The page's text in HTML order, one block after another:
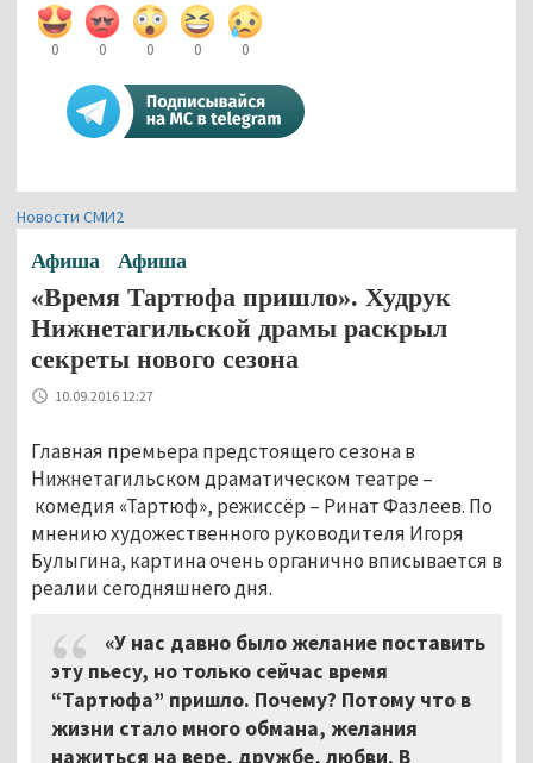
0 0 0 0 0
Новости СМИ2
Афиша Афиша
«Время Тартюфа пришло». Худрук
Нижнетагильской драмы раскрыл
секреты нового сезона
10.09.2016 12:27
Главная премьера предстоящего сезона в
Нижнетагильском драматическом театре –
комедия «Тартюф», режиссёр – Ринат Фазлеев. По
мнению художественного руководителя Игоря
Булыгина, картина очень органично вписывается в
реалии сегодняшнего дня.
«У нас давно было желание поставить
эту пьесу, но только сейчас время
“Тартюфа” пришло. Почему? Потому что в
жизни стало много обмана, желания
нажиться на вере, дружбе, любви. В